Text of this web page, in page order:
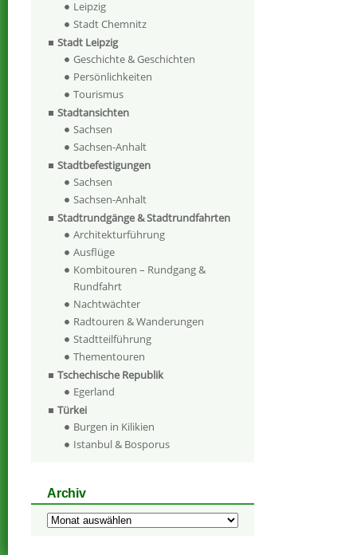
Leipzig
Stadt Chemnitz
Stadt Leipzig
Geschichte & Geschichten
Persönlichkeiten
Tourismus
Stadtansichten
Sachsen
Sachsen-Anhalt
Stadtbefestigungen
Sachsen
Sachsen-Anhalt
Stadtrundgänge & Stadtrundfahrten
Architekturführung
Ausflüge
Kombitouren – Rundgang &
Rundfahrt
Nachtwächter
Radtouren & Wanderungen
Stadtteilführung
Thementouren
Tschechische Republik
Egerland
Türkei
Burgen in Kilikien
Istanbul & Bosporus
Archiv
Archiv